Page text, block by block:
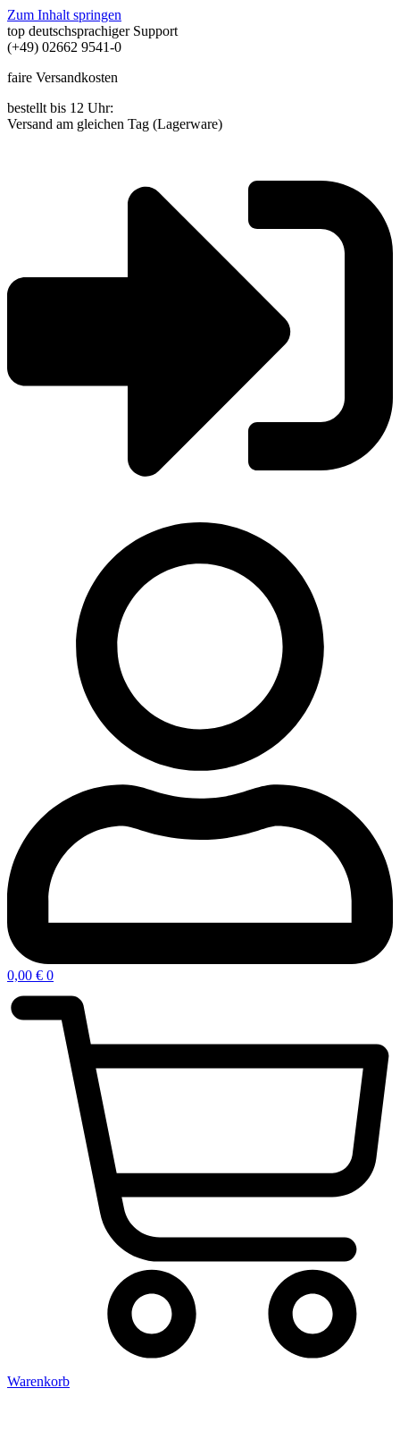
Zum Inhalt springen
top deutschsprachiger Support
(+49) 02662 9541-0
faire Versandkosten
bestellt bis 12 Uhr:
Versand am gleichen Tag (Lagerware)
0,00 € 0
Warenkorb